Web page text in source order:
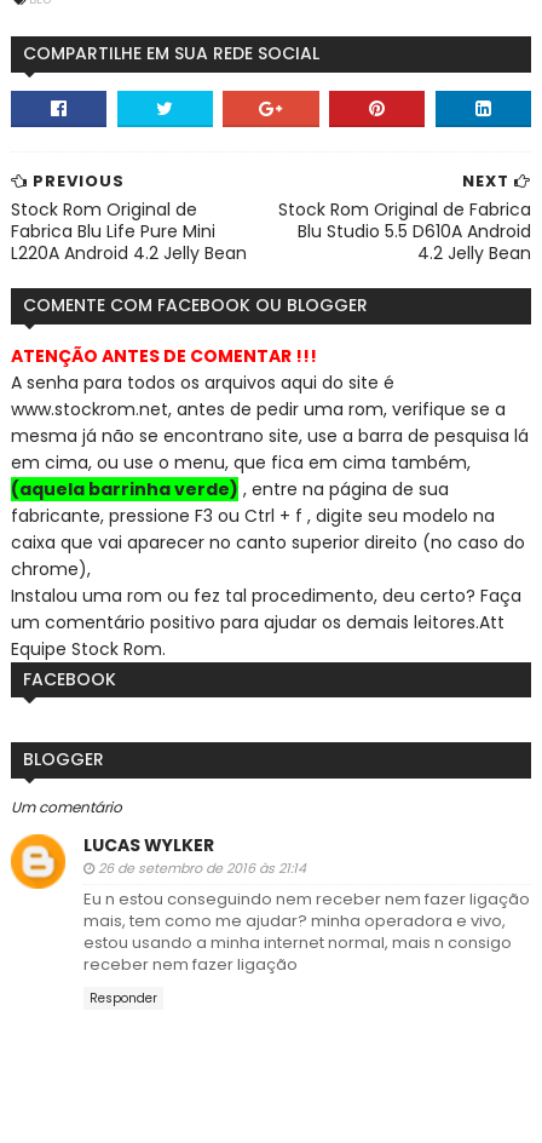
COMPARTILHE EM SUA REDE SOCIAL
NEXT
Stock Rom Original de Fabrica
Blu Studio 5.5 D610A Android
4.2 Jelly Bean
PREVIOUS
Stock Rom Original de
Fabrica Blu Life Pure Mini
L220A Android 4.2 Jelly Bean
COMENTE COM FACEBOOK OU BLOGGER
ATENÇÃO ANTES DE COMENTAR !!!
A senha para todos os arquivos aqui do site é
www.stockrom.net, antes de pedir uma rom, verifique se a
mesma já não se encontrano site, use a barra de pesquisa lá
em cima, ou use o menu, que fica em cima também,
(aquela barrinha verde) , entre na página de sua
fabricante, pressione F3 ou Ctrl + f , digite seu modelo na
caixa que vai aparecer no canto superior direito (no caso do
chrome),
Instalou uma rom ou fez tal procedimento, deu certo? Faça
um comentário positivo para ajudar os demais leitores.Att
Equipe Stock Rom.
FACEBOOK
BLOGGER
Um comentário
LUCAS WYLKER
26 de setembro de 2016 às 21:14
Eu n estou conseguindo nem receber nem fazer ligação
mais, tem como me ajudar? minha operadora e vivo,
estou usando a minha internet normal, mais n consigo
receber nem fazer ligação
Responder